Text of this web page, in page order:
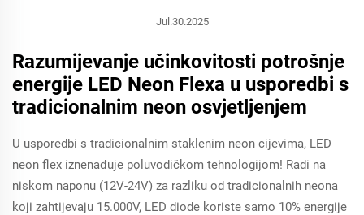
Jul.30.2025
Razumijevanje učinkovitosti potrošnje
energije LED Neon Flexa u usporedbi s
tradicionalnim neon osvjetljenjem
U usporedbi s tradicionalnim staklenim neon cijevima, LED
neon flex iznenađuje poluvodičkom tehnologijom! Radi na
niskom naponu (12V-24V) za razliku od tradicionalnih neona
koji zahtijevaju 15.000V, LED diode koriste samo 10% energije